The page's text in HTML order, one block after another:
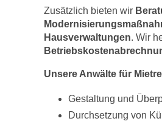
Zusätzlich bieten wir
Hausverwaltungen. Wir
Unsere Anwälte für
Gestaltung und
Durchsetzung von